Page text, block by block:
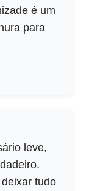
é um
para
leve,
tudo